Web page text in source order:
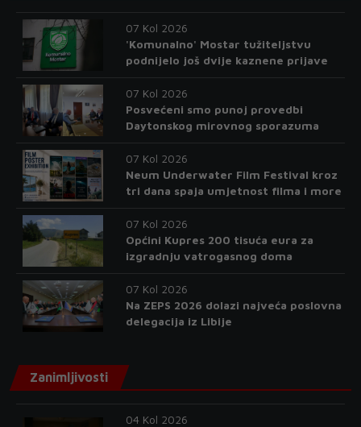
07 Kol 2026
'Komunalno' Mostar tužiteljstvu
podnijelo još dvije kaznene prijave
07 Kol 2026
Posvećeni smo punoj provedbi
Daytonskog mirovnog sporazuma
07 Kol 2026
Neum Underwater Film Festival kroz
tri dana spaja umjetnost filma i more
07 Kol 2026
Općini Kupres 200 tisuća eura za
izgradnju vatrogasnog doma
07 Kol 2026
Na ZEPS 2026 dolazi najveća poslovna
delegacija iz Libije
Zanimljivosti
04 Kol 2026